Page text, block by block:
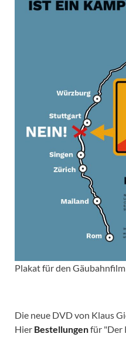
Plakat für den
Die neue DVD von Klaus
Hier Bestellungenfür "Der